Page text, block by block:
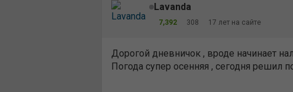
Lavanda
7,392 308 17 лет на сайте
Дорогой дневничок , вроде начинает
Погода супер осенняя , сегодня решил